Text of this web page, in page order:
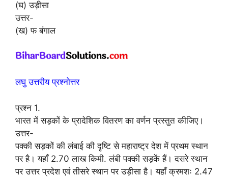
(घ) उड़ीसा
उत्तर-
(ख) फ बंगाल
लघु उत्तरीय प्रश्नोत्तर
प्रश्न 1.
भारत में सड़कों के प्रादेशिक वितरण का वर्णन प्रस्तुत कीजिए।
उत्तर-
पक्की सड़कों की लंबाई की दृष्टि से महाराष्ट्र देश में प्रथम स्थान
पर है। यहाँ 2.70 लाख किमी. लंबी पक्की सड़कें हैं। दसरे स्थान
पर उत्तर प्रदेश एवं तीसरे स्थान पर उड़ीसा है। यहाँ क्रमशः 2.47